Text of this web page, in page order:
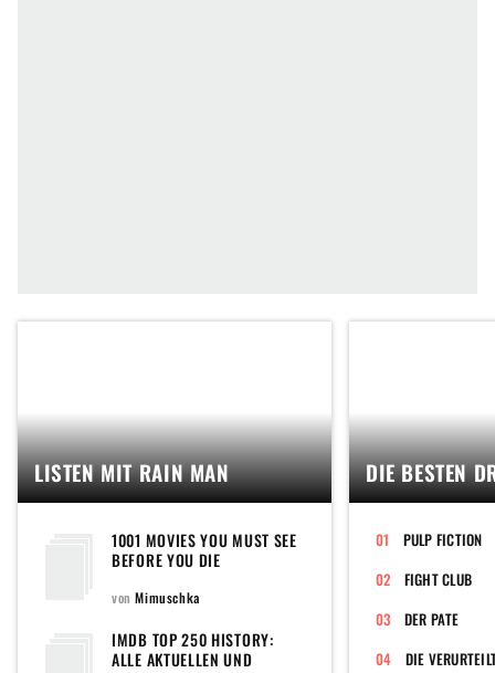
LISTEN MIT RAIN MAN
1001 MOVIES YOU MUST SEE
BEFORE YOU DIE
vonMimuschka
IMDB TOP 250 HISTORY:
ALLE AKTUELLEN UND
DIE BESTEN
PULP FICTION
FIGHT CLUB
DER PATE
DIE